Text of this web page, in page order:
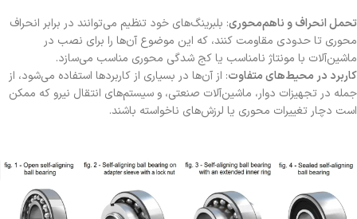
تحمل انحراف و ناهم‌محوری: بلبرینگ‌های خود تنظیم می‌توانند در برابر انحراف
محوری تا حدودی مقاومت کنند، که این موضوع آن‌ها را برای نصب در
ماشین‌آلات با مونتاژ نامناسب یا کج شدگی محوری مناسب می‌سازد.
کاربرد در محیط‌های متفاوت: از آن‌ها در بسیاری از کاربردها استفاده می‌شود، از
جمله در تجهیزات دوار، ماشین‌آلات صنعتی، و سیستم‌های انتقال نیرو که ممکن
است دچار تغییرات محوری یا لرزش‌های ناخواسته باشند.